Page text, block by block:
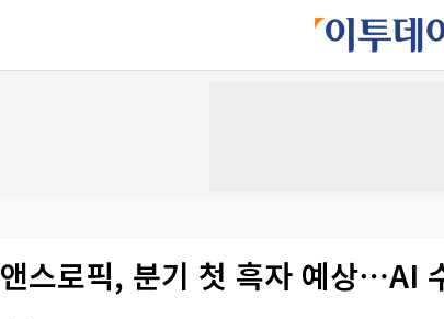
앤스로픽, 분기 첫 흑자 예상⋯AI